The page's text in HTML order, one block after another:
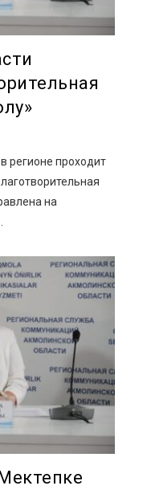
регионе проходит
на